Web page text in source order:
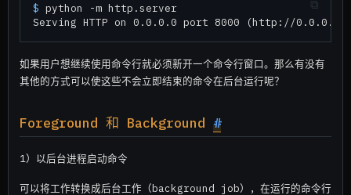
$ python -m http.server
如果用户想继续使用命令行就必须新开一个命令行窗口。那么有没有
其他的方式可以使这些不会立即结束的命令在后台运行呢？
Foreground 和 Background #
1）以后台进程启动命令
可以将工作转换成后台工作（background job），在运行的命令行